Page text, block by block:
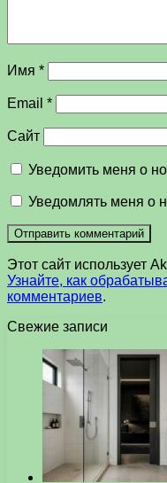
Имя *
Email *
Сайт
Уведомить меня о
Уведомлять меня о
Этот сайт использует
Узнайте, как
комментариев.
Свежие записи